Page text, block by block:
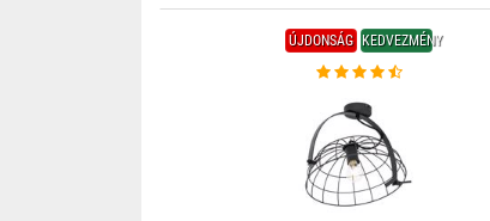
ÚJDONSÁG KEDVEZMÉNY